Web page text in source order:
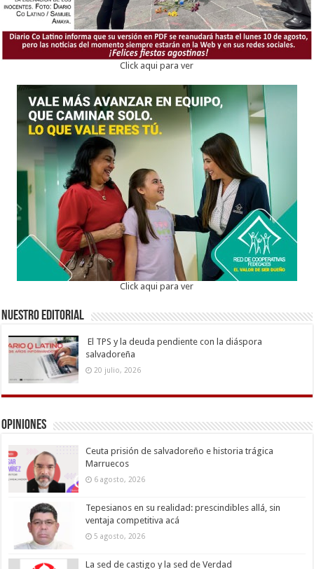
Click aqui para ver
Click aqui para ver
Nuestro Editorial
El TPS y la deuda pendiente con la diáspora
salvadoreña
20 julio, 2026
Opiniones
Ceuta prisión de salvadoreño e historia trágica
Marruecos
6 agosto, 2026
Tepesianos en su realidad: prescindibles allá, sin
ventaja competitiva acá
5 agosto, 2026
La sed de castigo y la sed de Verdad